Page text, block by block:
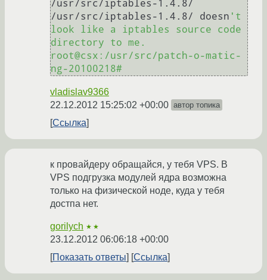
/usr/src/iptables-1.4.8/
/usr/src/iptables-1.4.8/ doesn 't
look like a iptables source code
directory to me.
root@csx:/usr/src/patch-o-matic-
vladislav9366
22.12.2012 15:25:02 +00:00 автор топика
Ссылка
к провайдеру обращайся, у тебя VPS. В
VPS подгрузка модулей ядра возможна
только на физической ноде, куда у тебя
достпа нет.
gorilych ★★
23.12.2012 06:06:18 +00:00
Показать ответы
Ссылка